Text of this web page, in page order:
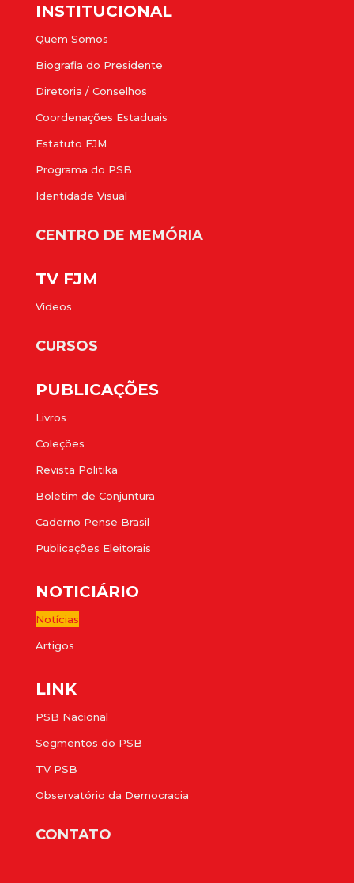
INSTITUCIONAL
Quem Somos
Biografia do Presidente
Diretoria / Conselhos
Coordenações Estaduais
Estatuto FJM
Programa do PSB
Identidade Visual
CENTRO DE MEMÓRIA
TV FJM
Vídeos
CURSOS
PUBLICAÇÕES
Livros
Coleções
Revista Politika
Boletim de Conjuntura
Caderno Pense Brasil
Publicações Eleitorais
NOTICIÁRIO
Notícias
Artigos
LINK
PSB Nacional
Segmentos do PSB
TV PSB
Observatório da Democracia
CONTATO